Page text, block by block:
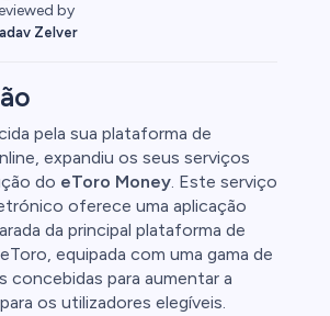
by
Zelver
pela sua plataforma de
expandiu os seus serviços
do eToro Money. Este serviço
oferece uma aplicação
da principal plataforma de
equipada com uma gama de
concebidas para aumentar a
os utilizadores elegíveis.